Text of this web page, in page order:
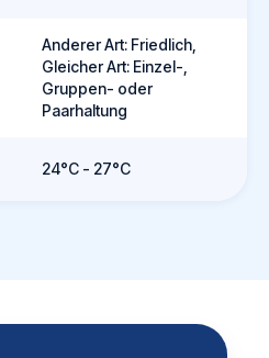
Anderer Art: Friedlich,
Gleicher Art: Einzel-,
Gruppen- oder
Paarhaltung
24°C - 27°C